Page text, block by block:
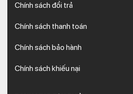
Chính sách đổi trả
Chính sách thanh toán
Chính sách bảo hành
Chính sách khiếu nại